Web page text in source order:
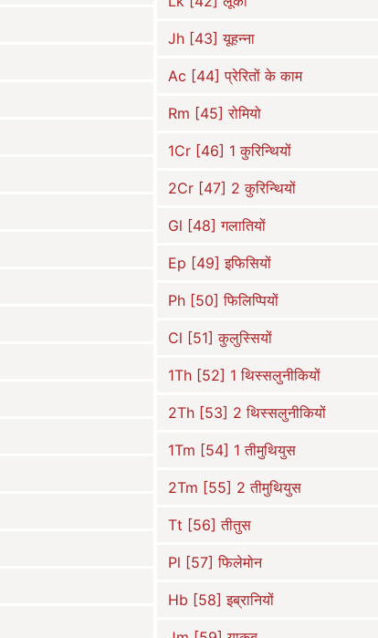
Jh [43] यूहन्ना
Ac [44] प्रेरितों के काम
Rm [45] रोमियो
1Cr [46] 1 कुरिन्थियों
2Cr [47] 2 कुरिन्थियों
Gl [48] गलातियों
Ep [49] इफिसियों
Ph [50] फिलिप्पियों
Cl [51] कुलुस्सियों
1Th [52] 1 थिस्सलुनीकियों
2Th [53] 2 थिस्सलुनीकियों
1Tm [54] 1 तीमुथियुस
2Tm [55] 2 तीमुथियुस
Tt [56] तीतुस
Pl [57] फिलेमोन
Hb [58] इब्रानियों